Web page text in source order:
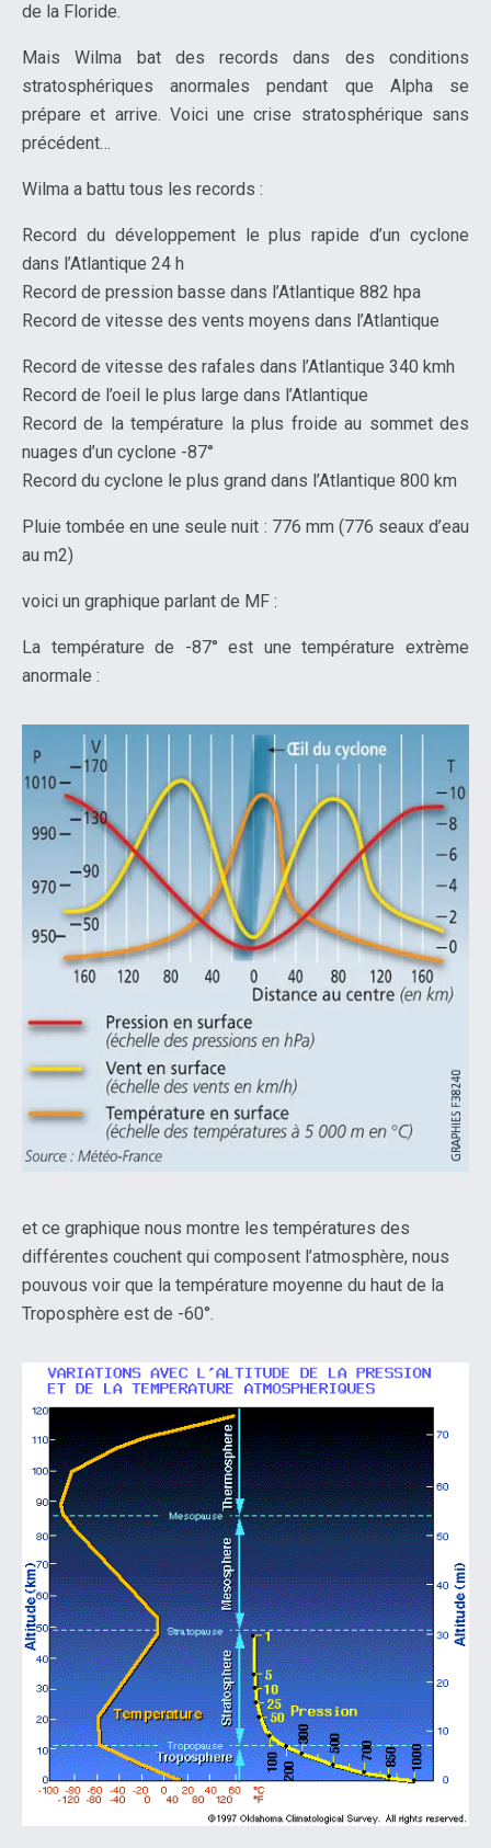
de la Floride.
Mais Wilma bat des records dans des conditions
stratosphériques anormales pendant que Alpha se
prépare et arrive. Voici une crise stratosphérique sans
précédent…
Wilma a battu tous les records :
Record du développement le plus rapide d’un cyclone
dans l’Atlantique 24 h
Record de pression basse dans l’Atlantique 882 hpa
Record de vitesse des vents moyens dans l’Atlantique
Record de vitesse des rafales dans l’Atlantique 340 kmh
Record de l’oeil le plus large dans l’Atlantique
Record de la température la plus froide au sommet des
nuages d’un cyclone -87°
Record du cyclone le plus grand dans l’Atlantique 800 km
Pluie tombée en une seule nuit : 776 mm (776 seaux d’eau
au m2)
voici un graphique parlant de MF :
La température de -87° est une température extrème
anormale :
et ce graphique nous montre les températures des
différentes couchent qui composent l’atmosphère, nous
pouvous voir que la température moyenne du haut de la
Troposphère est de -60°.